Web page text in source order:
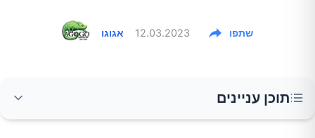
אגוגו 12.03.2023 שתפו
תוכן עניינים